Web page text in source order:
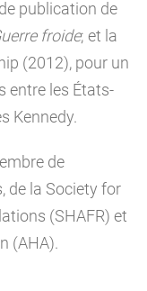
publication de
froide; et la
(2012), pour un
entre les États-
Kennedy.
de
de la Society for
(SHAFR) et
(AHA).